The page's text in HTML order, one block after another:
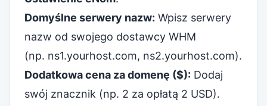
Domyślne serwery nazw: Wpisz serwery
nazw od swojego dostawcy WHM
(np. ns1.yourhost.com, ns2.yourhost.com).
Dodatkowa cena za domenę ($): Dodaj
swój znacznik (np. 2 za opłatą 2 USD).